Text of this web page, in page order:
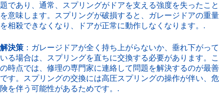
題であり、通常、スプリングがドアを支える強度を失ったこと
を意味します。スプリングが破損すると、ガレージドアの重量
を相殺できなくなり、ドアが正常に動作しなくなります。.
解決策 ：ガレージドアが全く持ち上がらないか、垂れ下がって
いる場合は、スプリングを直ちに交換する必要があります。こ
の時点では、修理の専門家に連絡して問題を解決するのが最善
です。スプリングの交換には高圧スプリングの操作が伴い、危
険を伴う可能性があるためです。.